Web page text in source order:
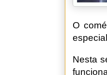
O
Nesta